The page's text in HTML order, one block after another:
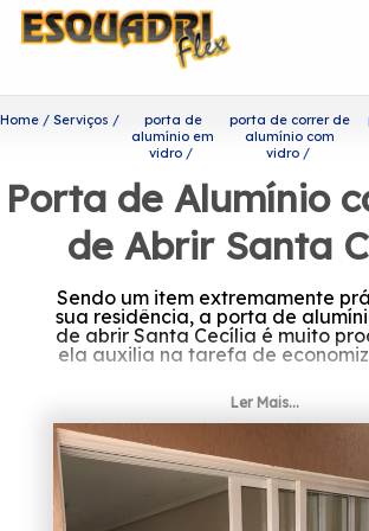
Home Serviços
porta de
alumínio em
vidro
porta de correr de
alumínio com
vidro
Porta de Alumínio
de Abrir Santa
Sendo um item extremamente
sua residência, a porta de
de abrir Santa Cecília é muito
ela auxilia na tarefa de
Saiba onde
de alumínio com
abrir Santa
Com a sua fundação em 2002, a
já é uma das empresas mais bem
Ler Mais...